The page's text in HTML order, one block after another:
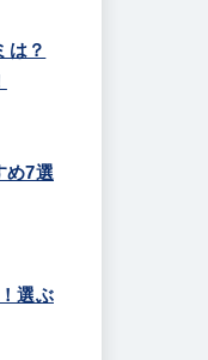
は？
め7選
選ぶ